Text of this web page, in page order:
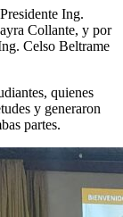
Ing.
Collante, y por
Celso Beltrame
quienes
y generaron
partes.